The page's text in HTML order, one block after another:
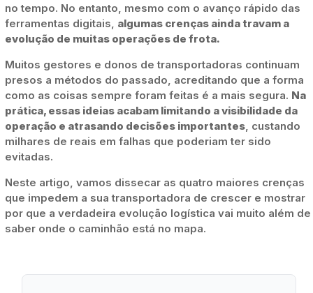
no tempo. No entanto, mesmo com o avanço rápido das
ferramentas digitais, algumas crenças ainda travam a
evolução de muitas operações de frota.
Muitos gestores e donos de transportadoras continuam
presos a métodos do passado, acreditando que a forma
como as coisas sempre foram feitas é a mais segura. Na
prática, essas ideias acabam limitando a visibilidade da
operação e atrasando decisões importantes , custando
milhares de reais em falhas que poderiam ter sido
evitadas.
Neste artigo, vamos dissecar as quatro maiores crenças
que impedem a sua transportadora de crescer e mostrar
por que a verdadeira evolução logística vai muito além de
saber onde o caminhão está no mapa.